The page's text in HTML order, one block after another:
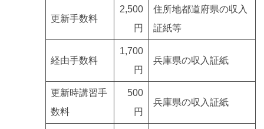
更新手数料
2,500
円
住所地都道府県の収入
証紙等
経由手数料
1,700
円
兵庫県の収入証紙
更新時講習手
数料
500
円
兵庫県の収入証紙